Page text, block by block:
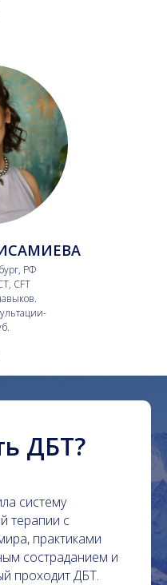
РФ
CFT
ДБТ?
систему
терапии с
практиками
состраданием и
проходит ДБТ.